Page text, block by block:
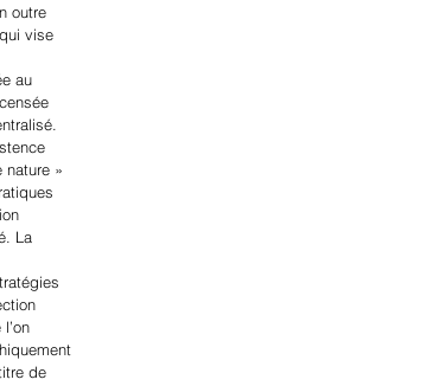
outre
vise
au
nature »
La
de